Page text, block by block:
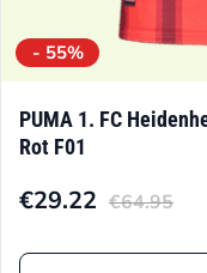
- 55%
PUMA 1. FC
Rot F01
€64.95
Ursprünglicher
Preis
€29.22
Aktueller
Preis
Dieses